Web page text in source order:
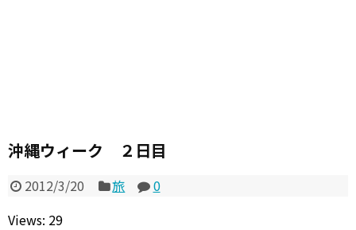
沖縄ウィーク ２日目
2012/3/20 旅
0
Views: 29